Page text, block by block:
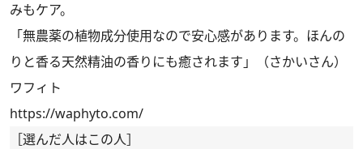
みもケア。
「無農薬の植物成分使用なので安心感があります。ほんの
りと香る天然精油の香りにも癒されます」（さかいさん）
ワフィト
https://waphyto.com/
［選んだ人はこの人］